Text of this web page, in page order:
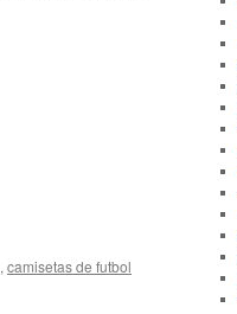
, camisetas de futbol